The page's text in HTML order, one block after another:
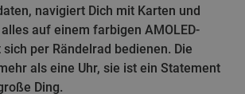
navigiert Dich mit Karten und
auf einem farbigen AMOLED-
per Rändelrad bedienen. Die
als eine Uhr, sie ist ein Statement
Ding.